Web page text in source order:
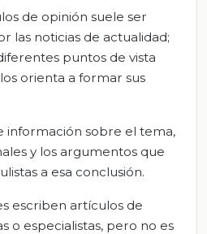
de opinión suele ser
las noticias de actualidad;
puntos de vista
orienta a formar sus
información sobre el tema,
y los argumentos que
a esa conclusión.
escriben artículos de
o especialistas, pero no es